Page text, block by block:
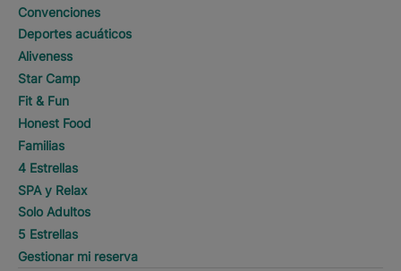
Convenciones
Deportes acuáticos
Aliveness
Star Camp
Fit & Fun
Honest Food
Familias
4 Estrellas
SPA y Relax
Solo Adultos
5 Estrellas
Gestionar mi reserva